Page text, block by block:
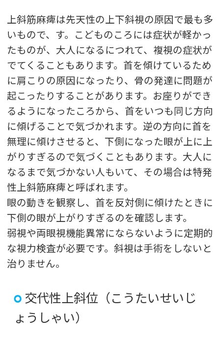
上斜筋麻痺は先天性の上下斜視の原因で最も多
いもので、す。こどものころには症状が軽かっ
たものが、大人になるにつれて、複視の症状が
でてくることもあります。首を傾けているため
に肩こりの原因になったり、骨の発達に問題が
起こったりすることがあります。お座りができ
るようになったころから、首をいつも同じ方向
に傾げることで気づかれます。逆の方向に首を
無理に傾けさせると、下側になった眼が上に上
がりすぎるので気づくこともあります。大人に
なるまで気づかない人もいて、その場合は特発
性上斜筋麻痺と呼ばれます。
眼の動きを観察し、首を反対側に傾けたときに
下側の眼が上がりすぎるのを確認します。
弱視や両眼視機能異常にならないように定期的
な視力検査が必要です。斜視は手術をしないと
治りません。
交代性上斜位（こうたいせいじ
ょうしゃい）